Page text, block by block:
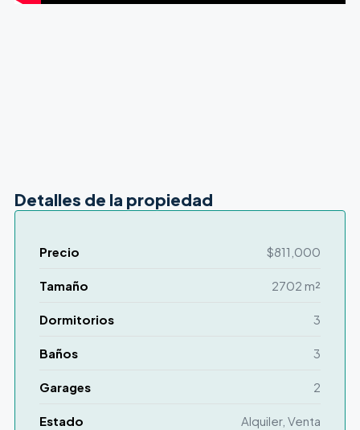
Detalles de la propiedad
Precio $811,000
Tamaño 2702 m²
Dormitorios 3
Baños 3
Garages 2
Estado Alquiler, Venta